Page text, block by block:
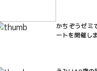
かちぞうゼミ
ートを開催し